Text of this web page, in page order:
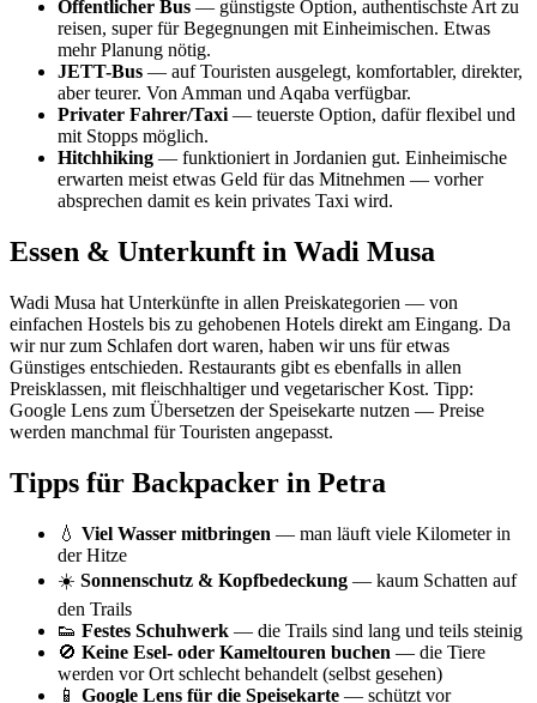
Öffentlicher Bus — günstigste Option, authentischste Art zu
reisen, super für Begegnungen mit Einheimischen. Etwas
mehr Planung nötig.
JETT-Bus — auf Touristen ausgelegt, komfortabler, direkter,
aber teurer. Von Amman und Aqaba verfügbar.
Privater Fahrer/Taxi — teuerste Option, dafür flexibel und
mit Stopps möglich.
Hitchhiking — funktioniert in Jordanien gut. Einheimische
erwarten meist etwas Geld für das Mitnehmen — vorher
absprechen damit es kein privates Taxi wird.
Essen & Unterkunft in Wadi Musa
Wadi Musa hat Unterkünfte in allen Preiskategorien — von
einfachen Hostels bis zu gehobenen Hotels direkt am Eingang. Da
wir nur zum Schlafen dort waren, haben wir uns für etwas
Günstiges entschieden. Restaurants gibt es ebenfalls in allen
Preisklassen, mit fleischhaltiger und vegetarischer Kost. Tipp:
Google Lens zum Übersetzen der Speisekarte nutzen — Preise
werden manchmal für Touristen angepasst.
Tipps für Backpacker in Petra
💧 Viel Wasser mitbringen — man läuft viele Kilometer in
der Hitze
☀️ Sonnenschutz & Kopfbedeckung — kaum Schatten auf
den Trails
👟 Festes Schuhwerk — die Trails sind lang und teils steinig
🚫 Keine Esel- oder Kameltouren buchen — die Tiere
werden vor Ort schlecht behandelt (selbst gesehen)
📱 Google Lens für die Speisekarte — schützt vor